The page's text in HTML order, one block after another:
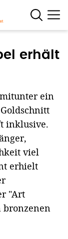
erhält
ein
inklusive.
viel
erhielt
"Art
bronzenen